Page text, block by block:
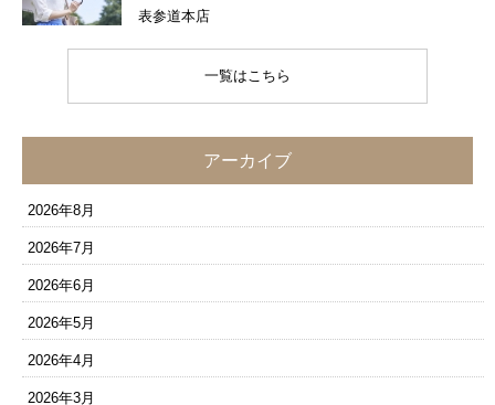
表参道本店
一覧はこちら
アーカイブ
2026年8月
2026年7月
2026年6月
2026年5月
2026年4月
2026年3月